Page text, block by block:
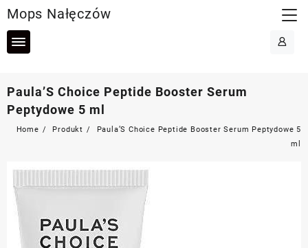
to
content
Mops Nałęczów
Paula’S Choice Peptide Booster Serum
Peptydowe 5 ml
Home Produkt
Paula’S Choice Peptide Booster Serum Peptydowe 5
ml